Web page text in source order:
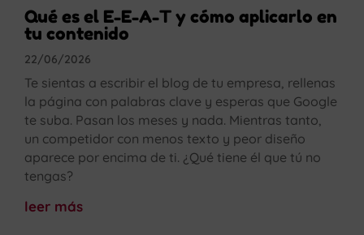
Qué es el E-E-A-T y cómo aplicarlo en
tu contenido
22/06/2026
Te sientas a escribir el blog de tu empresa, rellenas
la página con palabras clave y esperas que Google
te suba. Pasan los meses y nada. Mientras tanto,
un competidor con menos texto y peor diseño
aparece por encima de ti. ¿Qué tiene él que tú no
tengas?
leer más